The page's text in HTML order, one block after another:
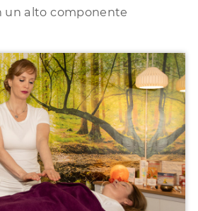
un alto componente